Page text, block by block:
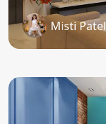
Misti Patel